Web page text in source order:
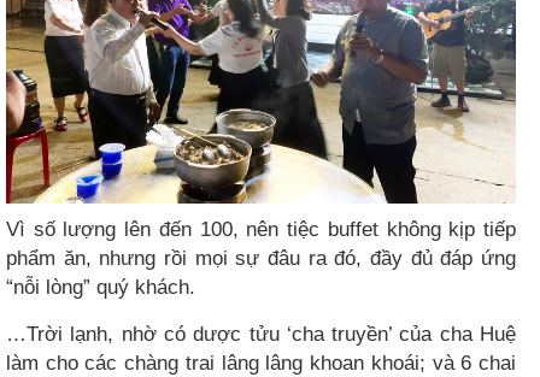
Vì số lượng lên đến 100, nên tiệc buffet không kịp tiếp
phẩm ăn, nhưng rồi mọi sự đâu ra đó, đầy đủ đáp ứng
“nỗi lòng” quý khách.
…Trời lạnh, nhờ có dược tửu ‘cha truyền’ của cha Huệ
làm cho các chàng trai lâng lâng khoan khoái; và 6 chai